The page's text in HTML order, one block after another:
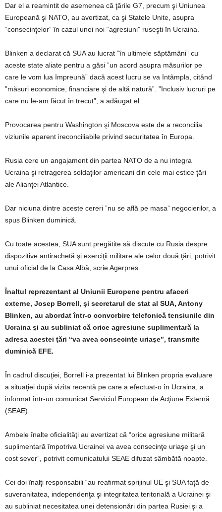
Dar el a reamintit de asemenea că ţările G7, precum şi Uniunea
Europeană şi NATO, au avertizat, ca şi Statele Unite, asupra
“consecinţelor” în cazul unei noi “agresiuni” ruseşti în Ucraina.
Blinken a declarat că SUA au lucrat ”în ultimele săptămâni” cu
aceste state aliate pentru a găsi ”un acord asupra măsurilor pe
care le vom lua împreună” dacă acest lucru se va întâmpla, citând
”măsuri economice, financiare şi de altă natură”. ”Inclusiv lucruri pe
care nu le-am făcut în trecut”, a adăugat el.
Provocarea pentru Washington şi Moscova este de a reconcilia
viziunile aparent ireconciliabile privind securitatea în Europa.
Rusia cere un angajament din partea NATO de a nu integra
Ucraina şi retragerea soldaţilor americani din cele mai estice ţări
ale Alianţei Atlantice.
Dar niciuna dintre aceste cereri ”nu se află pe masa” negocierilor, a
spus Blinken duminică.
Cu toate acestea, SUA sunt pregătite să discute cu Rusia despre
dispozitive antirachetă şi exerciţii militare ale celor două ţări, potrivit
unui oficial de la Casa Albă, scrie Agerpres.
Înaltul reprezentant al Uniunii Europene pentru afaceri
externe, Josep Borrell, şi secretarul de stat al SUA, Antony
Blinken, au abordat într-o convorbire telefonică tensiunile din
Ucraina şi au subliniat că orice agresiune suplimentară la
adresa acestei ţări “va avea consecinţe uriaşe”, transmite
duminică EFE.
În cadrul discuţiei, Borrell i-a prezentat lui Blinken propria evaluare
a situaţiei după vizita recentă pe care a efectuat-o în Ucraina, a
informat într-un comunicat Serviciul European de Acţiune Externă
(SEAE).
Ambele înalte oficialităţi au avertizat că “orice agresiune militară
suplimentară împotriva Ucrainei va avea consecinţe uriaşe şi un
cost sever”, potrivit comunicatului SEAE difuzat sâmbătă noapte.
Cei doi înalţi responsabili “au reafirmat sprijinul UE şi SUA faţă de
suveranitatea, independenţa şi integritatea teritorială a Ucrainei şi
au subliniat necesitatea unei detensionări din partea Rusiei şi a